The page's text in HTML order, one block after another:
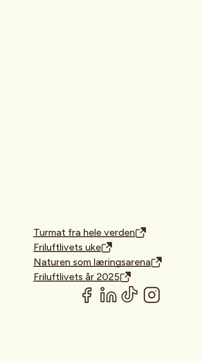
Turmat fra hele verden
Friluftlivets uke
Naturen som læringsarena
Friluftlivets år 2025